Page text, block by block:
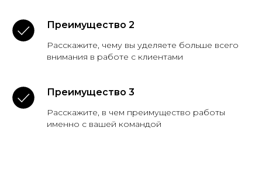
Преимущество 2
Расскажите, чему вы уделяете больше всего
внимания в работе с клиентами
Преимущество 3
Расскажите, в чем преимущество работы
именно с вашей командой